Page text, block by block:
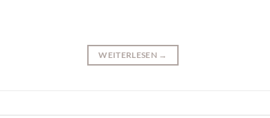
WEITERLESEN →